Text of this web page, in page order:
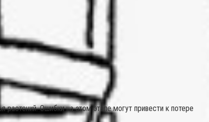
Ошибки на этом этапе могут привести к потере